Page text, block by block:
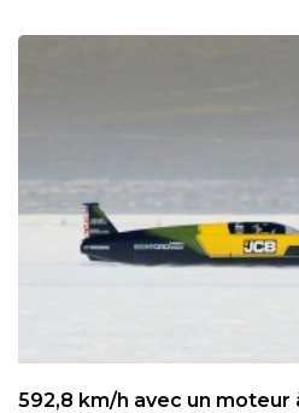
592,8 km/h avec un moteur